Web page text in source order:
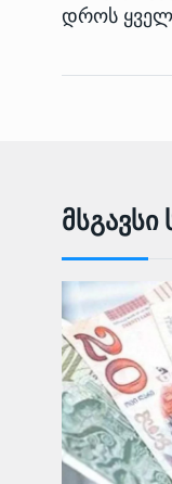
დროს
Მსგავსი